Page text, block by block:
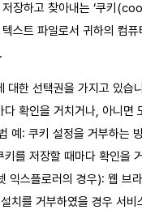
장하고 찾아내는 ‘쿠키
스트 파일로서 귀하의 컴
대한 선택권을 가지고 있습
다 확인을 거치거나, 아니면
예: 쿠키 설정을 거부하는
키를 저장할 때마다 확인을
익스플로러의 경우): 웹 브
치를 거부하였을 경우 서